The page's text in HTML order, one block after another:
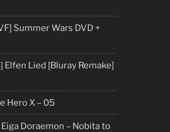
Summer Wars DVD +
Elfen Lied [Bluray Remake]
Hero X – 05
Eiga Doraemon – Nobita to